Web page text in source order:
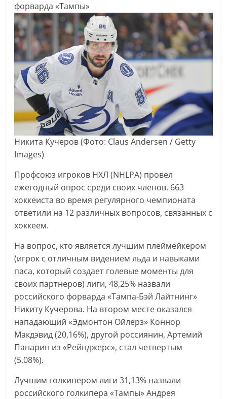
форварда «Тампы»
Никита Кучеров(Фото: Claus Andersen / Getty
Images)
Профсоюз игроков НХЛ (NHLPA) провел
ежегодный опрос среди своих членов. 663
хоккеиста во время регулярного чемпионата
ответили на 12 различных вопросов, связанных с
хоккеем.
На вопрос, кто является лучшим плеймейкером
(игрок с отличным видением льда и навыками
паса, который создает голевые моменты для
своих партнеров) лиги, 48,25% назвали
российского форварда «Тампа-Бэй Лайтнинг»
Никиту Кучерова. На втором месте оказался
нападающий «Эдмонтон Ойлерз» Коннор
Макдэвид (20,16%), другой россиянин, Артемий
Панарин из «Рейнджерс», стал четвертым
(5,08%).
Лучшим голкипером лиги 31,13% назвали
российского голкипера «Тампы» Андрея